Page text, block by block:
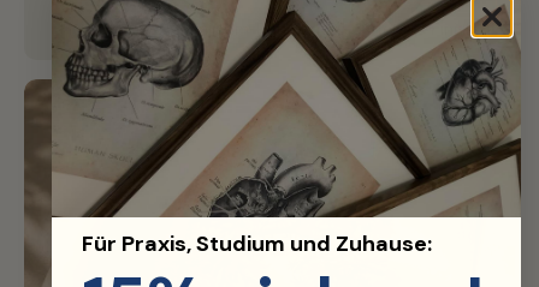
Hochwertiger Aluminium-Rahmen für perfektes Finish.
Für Praxis, Studium und Zuhause: